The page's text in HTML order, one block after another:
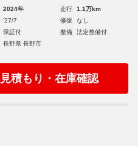
2024年 走行
1.1万km
'27/7 修復
なし
保証付 整備
法定整備付
長野県 長野市
見積もり・在庫確認